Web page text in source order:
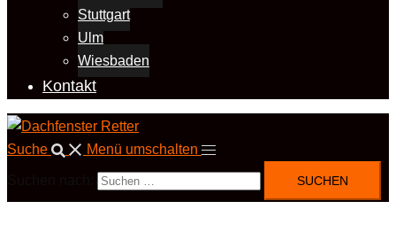
Stuttgart
Ulm
Wiesbaden
Kontakt
Suche Menü umschalten